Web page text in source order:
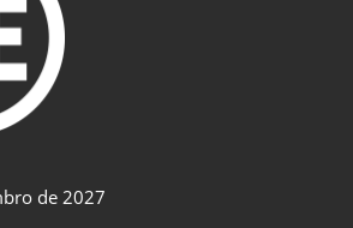
de 2027